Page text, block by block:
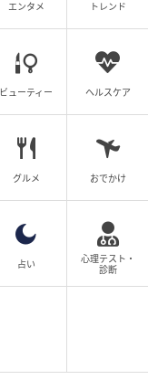
エンタメ トレンド
ビューティー ヘルスケア
グルメ おでかけ
占い
心理テスト・
診断